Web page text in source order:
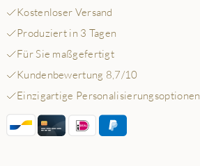
Kostenloser Versand
Produziert in 3 Tagen
Für Sie maßgefertigt
Kundenbewertung 8,7/10
Einzigartige Personalisierungsoptionen